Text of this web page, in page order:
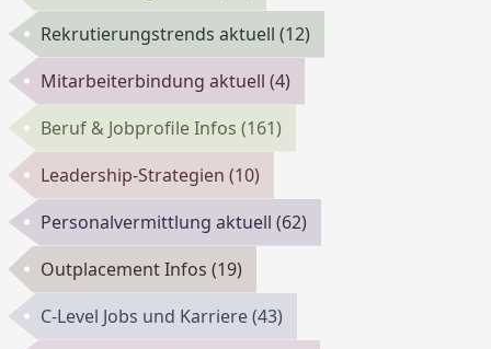
Rekrutierungstrends aktuell(12)
Mitarbeiterbindung aktuell(4)
Beruf & Jobprofile Infos(161)
Leadership-Strategien(10)
Personalvermittlung aktuell(62)
Outplacement Infos(19)
C-Level Jobs und Karriere(43)